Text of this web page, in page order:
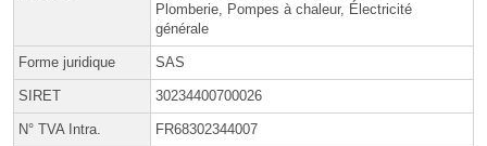
Plomberie, Pompes à chaleur, Électricité
générale
Forme juridique SAS
SIRET 30234400700026
N° TVA Intra. FR68302344007